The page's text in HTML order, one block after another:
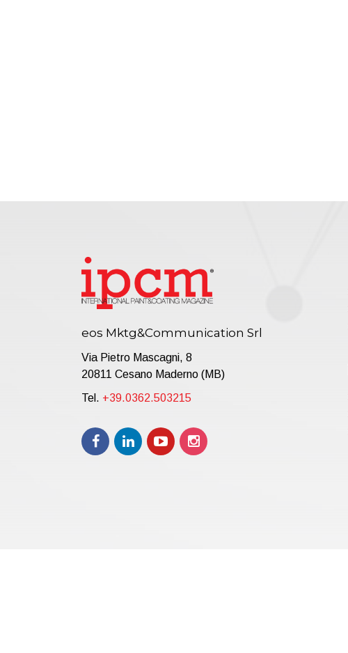
eos Mktg&Communication Srl
Via Pietro Mascagni, 8
20811 Cesano Maderno (MB)
Tel. +39.0362.503215